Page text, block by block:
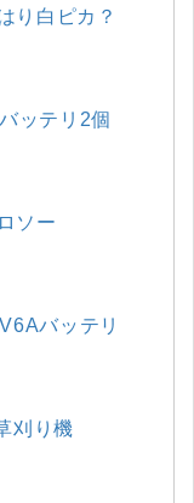
はり白ピカ？
ッテリ2個
ソー
バッテリ
刈り機